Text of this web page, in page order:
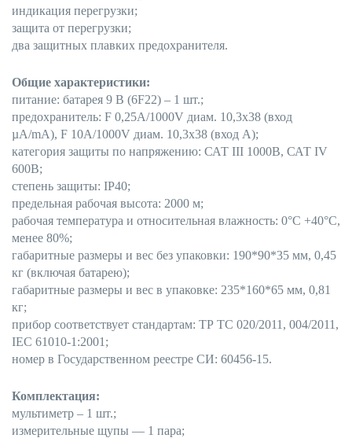
индикация перегрузки;
защита от перегрузки;
два защитных плавких предохранителя.
Общие характеристики:
питание: батарея 9 В (6F22) – 1 шт.;
предохранитель: F 0,25А/1000V диам. 10,3х38 (вход
µА/mА), F 10А/1000V диам. 10,3х38 (вход А);
категория защиты по напряжению: САТ III 1000В, САТ IV
600В;
степень защиты: IP40;
предельная рабочая высота: 2000 м;
рабочая температура и относительная влажность: 0°C +40°C,
менее 80%;
габаритные размеры и вес без упаковки: 190*90*35 мм, 0,45
кг (включая батарею);
габаритные размеры и вес в упаковке: 235*160*65 мм, 0,81
кг;
прибор соответствует стандартам: ТР ТС 020/2011, 004/2011,
IEC 61010-1:2001;
номер в Государственном реестре СИ: 60456-15.
Комплектация:
мультиметр – 1 шт.;
измерительные щупы — 1 пара;